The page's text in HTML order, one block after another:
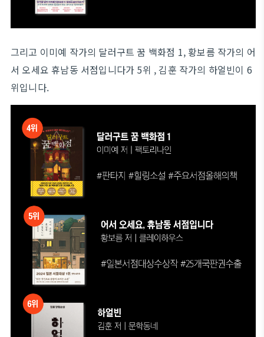
그리고 이미예 작가의 달러구트 꿈 백화점 1, 황보름 작가의 어
서 오세요 휴남동 서점입니다가 5위 , 김훈 작가의 하얼빈이 6
위입니다.